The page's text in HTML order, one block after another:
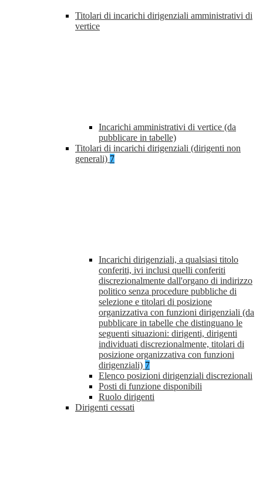
Titolari di incarichi dirigenziali amministrativi di
vertice
Incarichi amministrativi di vertice (da
pubblicare in tabelle)
Titolari di incarichi dirigenziali (dirigenti non
generali) 7
Incarichi dirigenziali, a qualsiasi titolo
conferiti, ivi inclusi quelli conferiti
discrezionalmente dall'organo di indirizzo
politico senza procedure pubbliche di
selezione e titolari di posizione
organizzativa con funzioni dirigenziali (da
pubblicare in tabelle che distinguano le
seguenti situazioni: dirigenti, dirigenti
individuati discrezionalmente, titolari di
posizione organizzativa con funzioni
dirigenziali) 7
Elenco posizioni dirigenziali discrezionali
Posti di funzione disponibili
Ruolo dirigenti
Dirigenti cessati